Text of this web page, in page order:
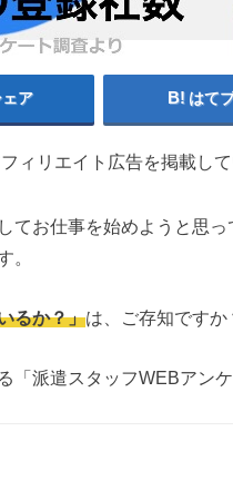
ェア はて
ィリエイト広告を掲載して
てお仕事を始めようと思
。
るか？」は、ご存知ですか
派遣スタッフWEBアンケ